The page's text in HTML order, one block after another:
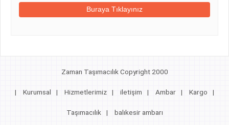
Buraya Tıklayınız
Zaman Taşımacılık Copyright 2000
| Kurumsal | Hizmetlerimiz | iletişim | Ambar | Kargo |
Taşımacılık | balıkesir ambarı